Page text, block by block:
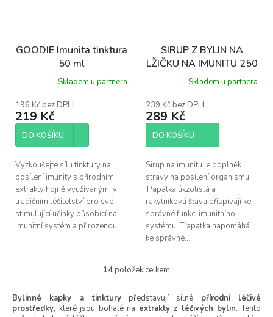
GOODIE Imunita tinktura
50 ml
Skladem u partnera
196 Kč bez DPH
219 Kč
DO KOŠÍKU
Vyzkoušejte sílu tinktury na
posílení imunity s přírodními
extrakty hojně využívanými v
tradičním léčitelství pro své
stimulující účinky působící na
imunitní systém a přirozenou...
SIRUP Z BYLIN NA
LŽIČKU NA IMUNITU 250
ml
Skladem u partnera
239 Kč bez DPH
289 Kč
DO KOŠÍKU
Sirup na imunitu je doplněk
stravy na posílení organismu.
Třapatka úkzolistá a
rakytníková šťáva přispívají ke
správné funkci imunitního
systému. Třapatka napomáhá
ke správné...
O
l
á
14 položek celkem
Bylinné kapky a tinkturypředstavují silné přírodní léčivé
prostředky, které jsou bohaté na extrakty z léčivých bylin. Tento